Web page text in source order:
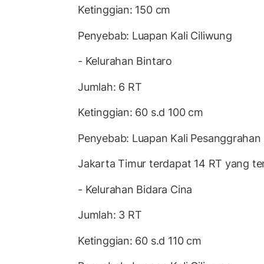
Ketinggian: 150 cm
Penyebab: Luapan Kali Ciliwung
- Kelurahan Bintaro
Jumlah: 6 RT
Ketinggian: 60 s.d 100 cm
Penyebab: Luapan Kali Pesanggrahan
Jakarta Timur terdapat 14 RT yang
- Kelurahan Bidara Cina
Jumlah: 3 RT
Ketinggian: 60 s.d 110 cm